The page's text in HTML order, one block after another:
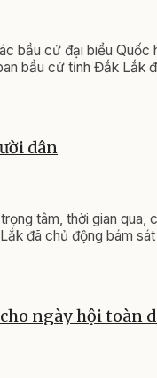
bầu cử đại biểu Quốc
bầu cử tỉnh Đắk Lắk
dân
tâm, thời gian qua,
đã chủ động bám
ngày hội toàn